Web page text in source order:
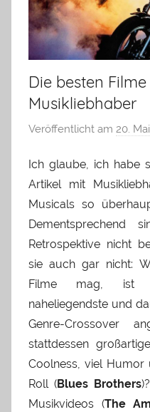
Die besten
Musikliebhaber
Veröffentlicht am 20.
Ich glaube, ich habe
Artikel mit
Musicals so
Retrospektive nicht
sie auch gar nicht:
Filme mag, ist
naheliegendste und
Genre-Crossover
stattdessen
Coolness, viel
Roll (Blues Brothers
Musikvideos (The